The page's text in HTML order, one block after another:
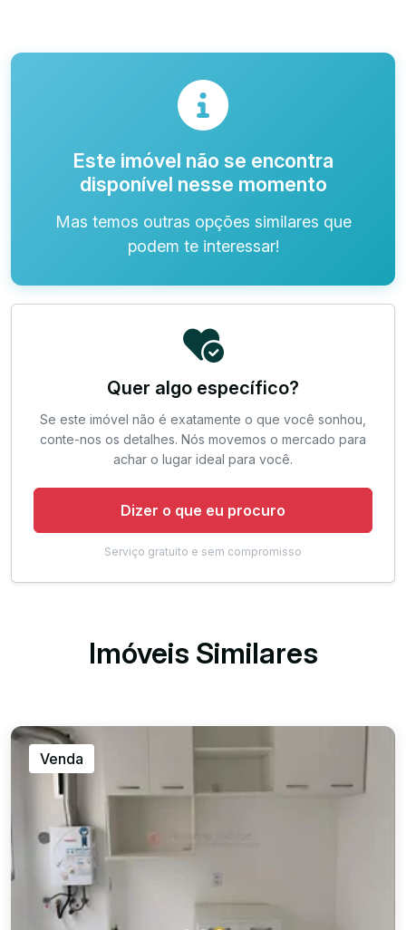
Este imóvel não se encontra
disponível nesse momento
Mas temos outras opções similares que
podem te interessar!
Quer algo específico?
Se este imóvel não é exatamente o que você sonhou,
conte-nos os detalhes. Nós movemos o mercado para
achar o lugar ideal para você.
Dizer o que eu procuro
Serviço gratuito e sem compromisso
Imóveis Similares
Venda